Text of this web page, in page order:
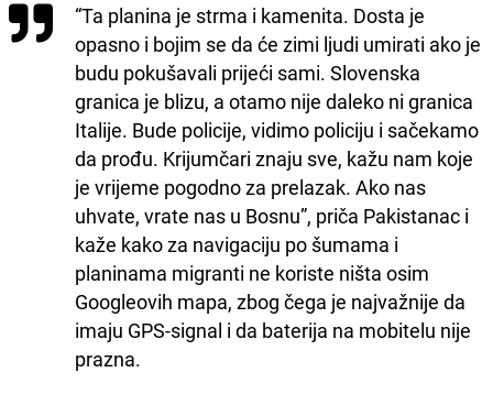
“Ta planina je strma i kamenita. Dosta je
opasno i bojim se da će zimi ljudi umirati ako je
budu pokušavali prijeći sami. Slovenska
granica je blizu, a otamo nije daleko ni granica
Italije. Bude policije, vidimo policiju i sačekamo
da prođu. Krijumčari znaju sve, kažu nam koje
je vrijeme pogodno za prelazak. Ako nas
uhvate, vrate nas u Bosnu”, priča Pakistanac i
kaže kako za navigaciju po šumama i
planinama migranti ne koriste ništa osim
Googleovih mapa, zbog čega je najvažnije da
imaju GPS-signal i da baterija na mobitelu nije
prazna.